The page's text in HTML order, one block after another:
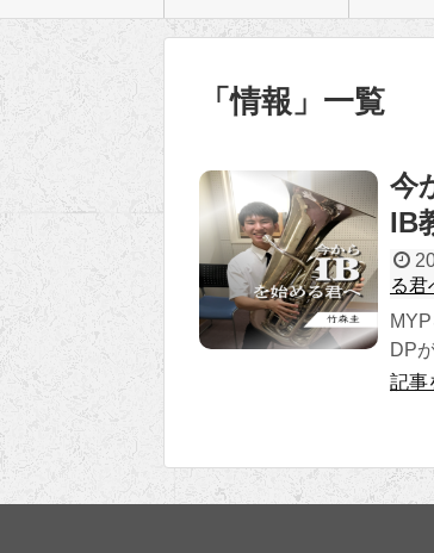
「情報 」 一覧
今
IB
る君
DP
記事